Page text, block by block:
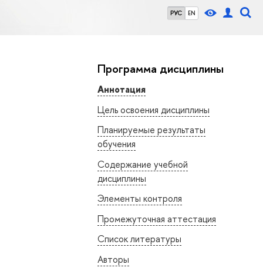
РУС EN
Программа дисциплины
Аннотация
Цель освоения дисциплины
Планируемые результаты
обучения
Содержание учебной
дисциплины
Элементы контроля
Промежуточная аттестация
Список литературы
Авторы